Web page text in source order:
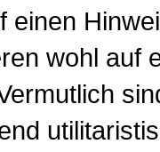
einen
wohl auf